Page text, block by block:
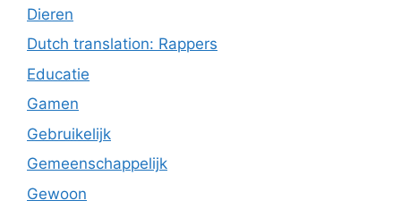
Dieren
Dutch translation: Rappers
Educatie
Gamen
Gebruikelijk
Gemeenschappelijk
Gewoon